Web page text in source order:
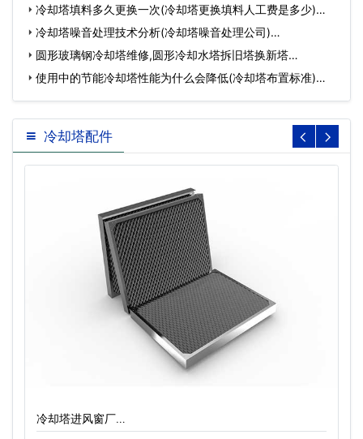
冷却塔填料多久更换一次(冷却塔更换填料人工费是多少)…
冷却塔噪音处理技术分析(冷却塔噪音处理公司)…
圆形玻璃钢冷却塔维修,圆形冷却水塔拆旧塔换新塔…
使用中的节能冷却塔性能为什么会降低(冷却塔布置标准)…
冷却塔配件
冷却塔进风窗厂…